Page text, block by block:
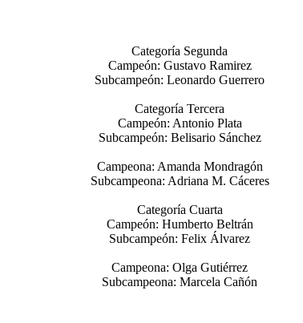
Categoría Segunda
Campeón: Gustavo Ramirez
Subcampeón: Leonardo Guerrero
Categoría Tercera
Campeón: Antonio Plata
Subcampeón: Belisario Sánchez
Campeona: Amanda Mondragón
Subcampeona: Adriana M. Cáceres
Categoría Cuarta
Campeón: Humberto Beltrán
Subcampeón: Felix Álvarez
Campeona: Olga Gutiérrez
Subcampeona: Marcela Cañón